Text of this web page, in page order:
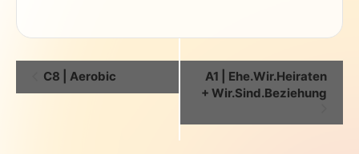
Veranstaltung-
Navigation
C8 | Aerobic
A1 | Ehe.Wir.Heiraten
+ Wir.Sind.Beziehung